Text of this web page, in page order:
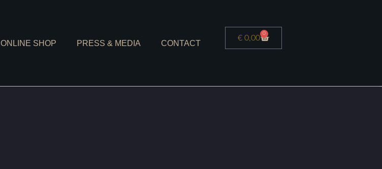
ONLINE SHOP PRESS & MEDIA CONTACT
€0,00
0